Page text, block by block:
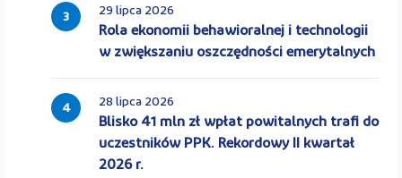
3 29 lipca 2026
Rola ekonomii behawioralnej i technologii
w zwiększaniu oszczędności emerytalnych
4 28 lipca 2026
Blisko 41 mln zł wpłat powitalnych trafi do
uczestników PPK. Rekordowy II kwartał
2026 r.